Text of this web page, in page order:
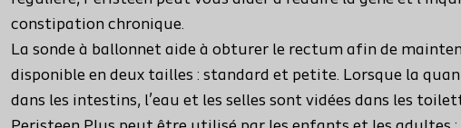
constipation chronique.
La sonde à ballonnet aide à obturer le rectum afin de
disponible en deux tailles : standard et petite. Lorsque la
dans les intestins, l’eau et les selles sont vidées dans les